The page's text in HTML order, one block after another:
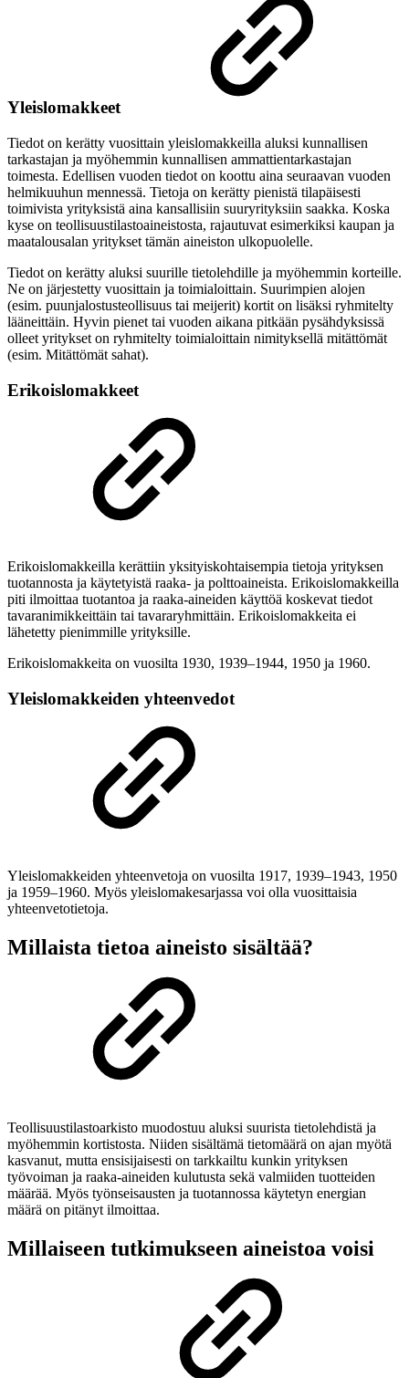
Yleislomakkeet
Tiedot on kerätty vuosittain yleislomakkeilla aluksi kunnallisen
tarkastajan ja myöhemmin kunnallisen ammattientarkastajan
toimesta. Edellisen vuoden tiedot on koottu aina seuraavan vuoden
helmikuuhun mennessä. Tietoja on kerätty pienistä tilapäisesti
toimivista yrityksistä aina kansallisiin suuryrityksiin saakka. Koska
kyse on teollisuustilastoaineistosta, rajautuvat esimerkiksi kaupan ja
maatalousalan yritykset tämän aineiston ulkopuolelle.
Tiedot on kerätty aluksi suurille tietolehdille ja myöhemmin korteille.
Ne on järjestetty vuosittain ja toimialoittain. Suurimpien alojen
(esim. puunjalostusteollisuus tai meijerit) kortit on lisäksi ryhmitelty
lääneittäin. Hyvin pienet tai vuoden aikana pitkään pysähdyksissä
olleet yritykset on ryhmitelty toimialoittain nimityksellä mitättömät
(esim. Mitättömät sahat).
Erikoislomakkeet
Erikoislomakkeilla kerättiin yksityiskohtaisempia tietoja yrityksen
tuotannosta ja käytetyistä raaka- ja polttoaineista. Erikoislomakkeilla
piti ilmoittaa tuotantoa ja raaka-aineiden käyttöä koskevat tiedot
tavaranimikkeittäin tai tavararyhmittäin. Erikoislomakkeita ei
lähetetty pienimmille yrityksille.
Erikoislomakkeita on vuosilta 1930, 1939–1944, 1950 ja 1960.
Yleislomakkeiden yhteenvedot
Yleislomakkeiden yhteenvetoja on vuosilta 1917, 1939–1943, 1950
ja 1959–1960. Myös yleislomakesarjassa voi olla vuosittaisia
yhteenvetotietoja.
Millaista tietoa aineisto sisältää?
Teollisuustilastoarkisto muodostuu aluksi suurista tietolehdistä ja
myöhemmin kortistosta. Niiden sisältämä tietomäärä on ajan myötä
kasvanut, mutta ensisijaisesti on tarkkailtu kunkin yrityksen
työvoiman ja raaka-aineiden kulutusta sekä valmiiden tuotteiden
määrää. Myös työnseisausten ja tuotannossa käytetyn energian
määrä on pitänyt ilmoittaa.
Millaiseen tutkimukseen aineistoa voisi